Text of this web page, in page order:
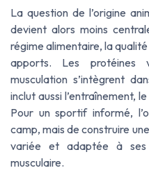
La question de l’origine
devient alors moins
régime alimentaire, la
apports. Les protéines
musculation s’intègrent
inclut aussi l’entraînement,
Pour un sportif informé,
camp, mais de construire
variée et adaptée à
musculaire.